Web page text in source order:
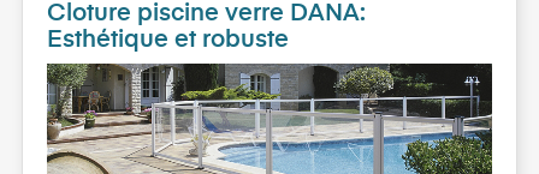
Cloture piscine verre DANA:
Esthétique et robuste